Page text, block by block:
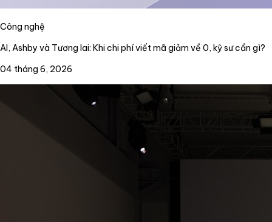
Công nghệ
AI, Ashby và Tương lai: Khi chi phí viết mã giảm về 0, kỹ sư cần gì?
04 tháng 6, 2026